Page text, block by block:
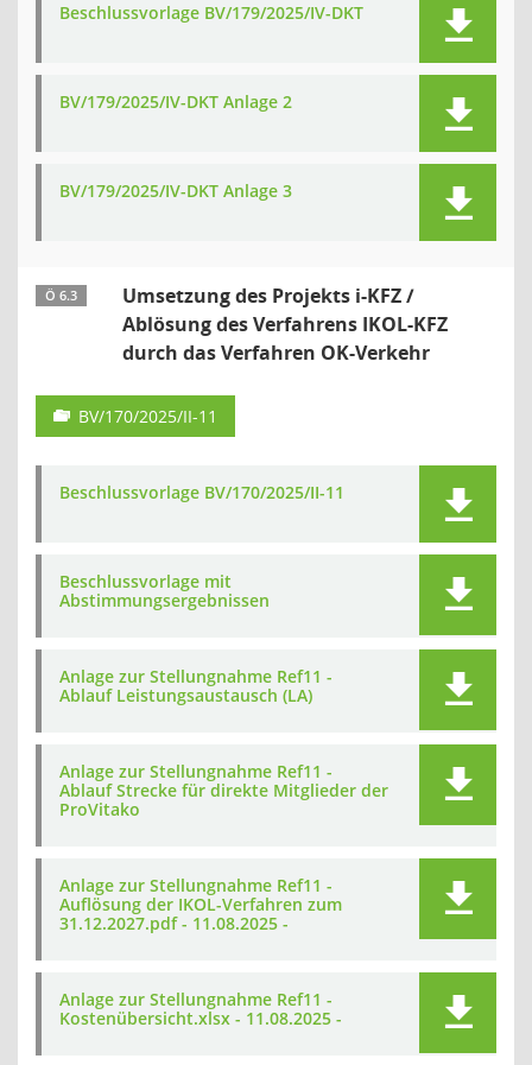
Beschlussvorlage BV/179/2025/IV-DKT
BV/179/2025/IV-DKT Anlage 2
BV/179/2025/IV-DKT Anlage 3
Ö 6.3
Umsetzung des Projekts i-KFZ /
Ablösung des Verfahrens IKOL-KFZ
durch das Verfahren OK-Verkehr
BV/170/2025/II-11
Beschlussvorlage BV/170/2025/II-11
Beschlussvorlage mit
Abstimmungsergebnissen
Anlage zur Stellungnahme Ref11 -
Ablauf Leistungsaustausch (LA)
Anlage zur Stellungnahme Ref11 -
Ablauf Strecke für direkte Mitglieder der
ProVitako
Anlage zur Stellungnahme Ref11 -
Auflösung der IKOL-Verfahren zum
31.12.2027.pdf - 11.08.2025 -
Anlage zur Stellungnahme Ref11 -
Kostenübersicht.xlsx - 11.08.2025 -